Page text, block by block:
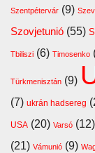
Szentpétervár (9)
Szovjetunió (55)
Tbiliszi (6) Timosenko
Türkmenisztán (9)
(7) ukrán hadsereg
USA (20) Varsó (12)
(21) Vámunió (9)